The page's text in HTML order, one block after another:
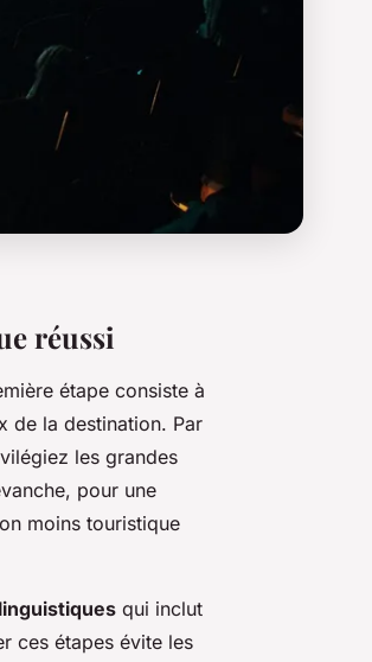
réussi
étape consiste à
de la destination. Par
les grandes
pour une
moins touristique
qui inclut
ces étapes évite les